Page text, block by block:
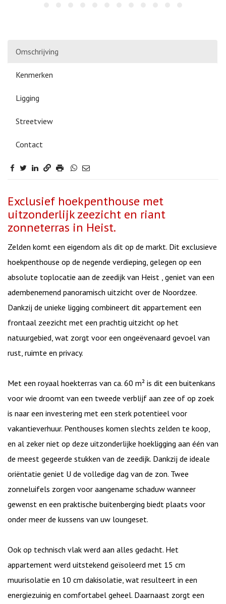
Omschrijving
Kenmerken
Ligging
Streetview
Contact
Omschrijving
Exclusief hoekpenthouse met
uitzonderlijk zeezicht en riant
zonneterras in Heist.
Zelden komt een eigendom als dit op de markt. Dit exclusieve
hoekpenthouse op de negende verdieping, gelegen op een
absolute toplocatie aan de zeedijk van Heist , geniet van een
adembenemend panoramisch uitzicht over de Noordzee.
Dankzij de unieke ligging combineert dit appartement een
frontaal zeezicht met een prachtig uitzicht op het
natuurgebied, wat zorgt voor een ongeëvenaard gevoel van
rust, ruimte en privacy.
Met een royaal hoekterras van ca. 60 m² is dit een buitenkans
voor wie droomt van een tweede verblijf aan zee of op zoek
is naar een investering met een sterk potentieel voor
vakantieverhuur. Penthouses komen slechts zelden te koop,
en al zeker niet op deze uitzonderlijke hoekligging aan één van
de meest gegeerde stukken van de zeedijk. Dankzij de ideale
oriëntatie geniet U de volledige dag van de zon. Twee
zonneluifels zorgen voor aangename schaduw wanneer
gewenst en een praktische buitenberging biedt plaats voor
onder meer de kussens van uw loungeset.
Ook op technisch vlak werd aan alles gedacht. Het
appartement werd uitstekend geïsoleerd met 15 cm
muurisolatie en 10 cm dakisolatie, wat resulteert in een
energiezuinig en comfortabel geheel. Daarnaast zorgt een